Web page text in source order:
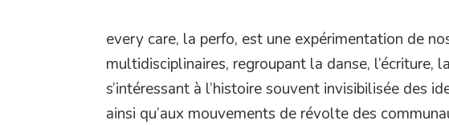
every care, la perfo, est une expérimentation de
multidisciplinaires, regroupant la danse, l’écriture,
s’intéressant à l’histoire souvent invisibilisée des
ainsi qu’aux mouvements de révolte des